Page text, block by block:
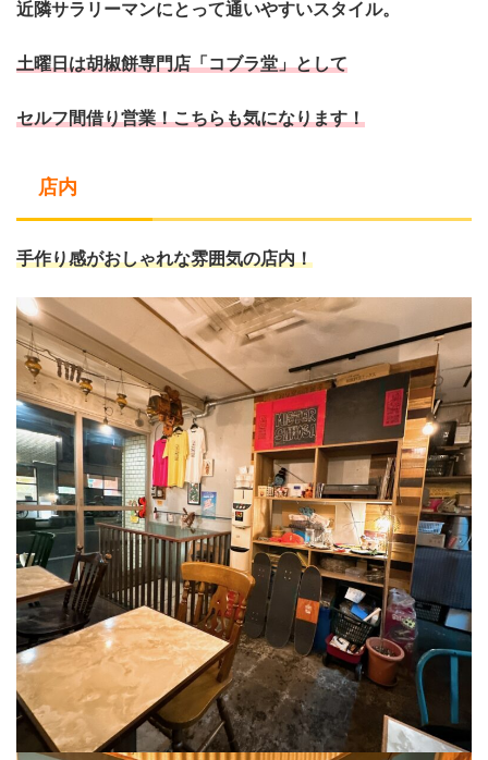
近隣サラリーマンにとって通いやすいスタイル。
土曜日は胡椒餅専門店「コブラ堂」として
セルフ間借り営業！こちらも気になります！
店内
手作り感がおしゃれな雰囲気の店内！